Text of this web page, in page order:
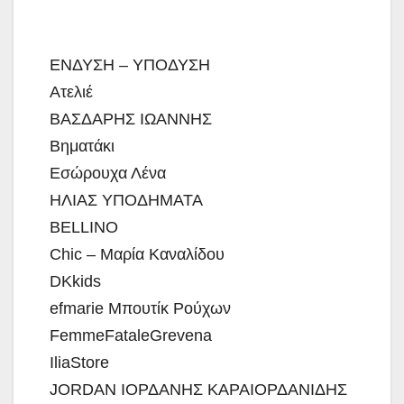
ΕΝΔΥΣΗ – ΥΠΟΔΥΣΗ
Ατελιέ
ΒΑΣΔΑΡΗΣ ΙΩΑΝΝΗΣ
Βηματάκι
Εσώρουχα Λένα
ΗΛΙΑΣ ΥΠΟΔΗΜΑΤΑ
BELLINO
Chic – Μαρία Καναλίδου
DKkids
efmarie Μπουτίκ Ρούχων
FemmeFataleGrevena
IliaStore
JORDAN ΙΟΡΔΑΝΗΣ ΚΑΡΑΙΟΡΔΑΝΙΔΗΣ